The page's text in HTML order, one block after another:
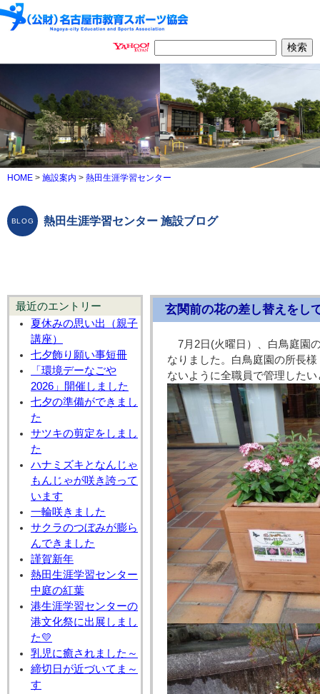
HOME > 施設案内 > 熱田生涯学習センター
熱田生涯学習センター 施設ブログ
最近のエントリー
夏休みの思い出（親子
講座）
七夕飾り願い事短冊
「環境デーなごや
2026」開催しました
七夕の準備ができまし
た
サツキの剪定をしまし
た
ハナミズキとなんじゃ
もんじゃが咲き誇って
います
一輪咲きました
サクラのつぼみが膨ら
んできました
謹賀新年
熱田生涯学習センター
中庭の紅葉
港生涯学習センターの
港文化祭に出展しまし
た💛
乳児に癒されました～
締切日が近づいてま～
す
玄関前の花の差し替えをし
7月2日(火曜日）、白鳥庭園
なりました。白鳥庭園の所長
ないように全職員で管理した